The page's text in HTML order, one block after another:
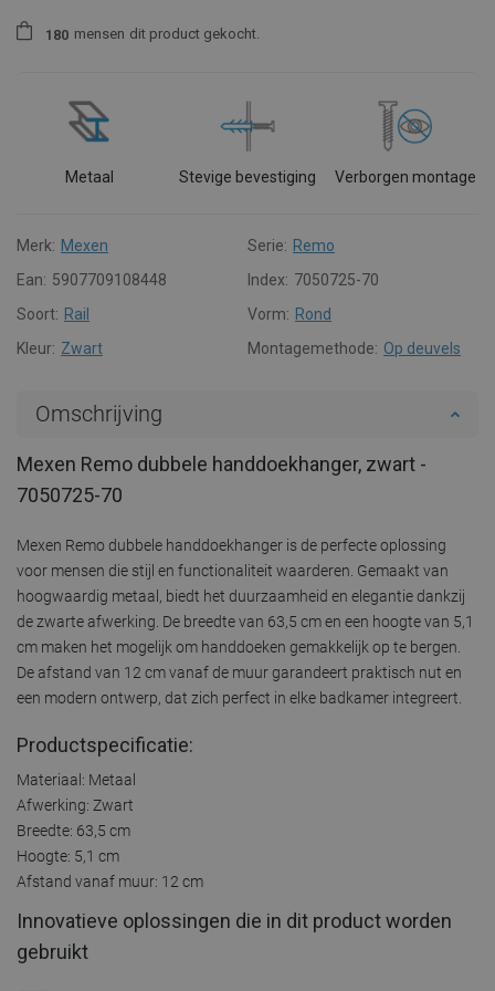
1 80 mensen dit product gekocht.
Metaal Stevige bevestiging Verborgen montage
Merk: Mexen Serie: Remo
Ean: 5907709108448 Index: 7050725-70
Soort: Rail Vorm: Rond
Kleur: Zwart Montagemethode: Op deuvels
Omschrijving
Mexen Remo dubbele handdoekhanger, zwart -
7050725-70
Mexen Remo dubbele handdoekhanger is de perfecte oplossing
voor mensen die stijl en functionaliteit waarderen. Gemaakt van
hoogwaardig metaal, biedt het duurzaamheid en elegantie dankzij
de zwarte afwerking. De breedte van 63,5 cm en een hoogte van 5,1
cm maken het mogelijk om handdoeken gemakkelijk op te bergen.
De afstand van 12 cm vanaf de muur garandeert praktisch nut en
een modern ontwerp, dat zich perfect in elke badkamer integreert.
Productspecificatie:
Materiaal: Metaal
Afwerking: Zwart
Breedte: 63,5 cm
Hoogte: 5,1 cm
Afstand vanaf muur: 12 cm
Innovatieve oplossingen die in dit product worden
gebruikt